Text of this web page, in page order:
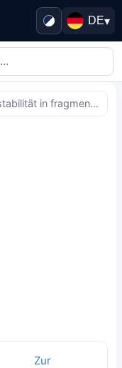
DE▾
Keyword: preisstabilität in fragmentierter welt
Zur